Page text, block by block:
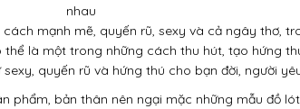
nhau
mạnh mẽ, quyến rũ, sexy và cả ngây thơ,
là một trong những cách thu hút, tạo hứng
quyến rũ và hứng thú cho bạn đời, người
phẩm, bản thân nên ngại mặc những mẫu đồ